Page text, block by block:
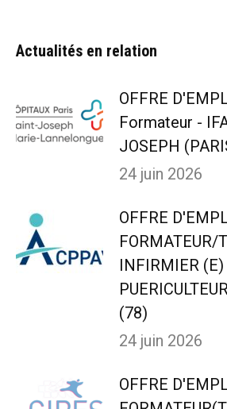
Actualités en relation
OFFRE
Formateur -
JOSEPH
24 juin 2026
OFFRE
FORMATEUR/
INFIRMIER (E)
(78)
24 juin 2026
OFFRE